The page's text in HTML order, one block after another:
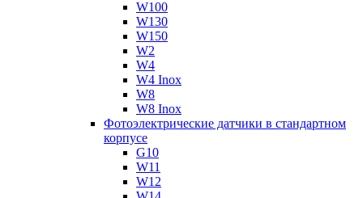
W100
W130
W150
W2
W4
W4 Inox
W8
W8 Inox
Фотоэлектрические датчики в стандартном
корпусе
G10
W11
W12